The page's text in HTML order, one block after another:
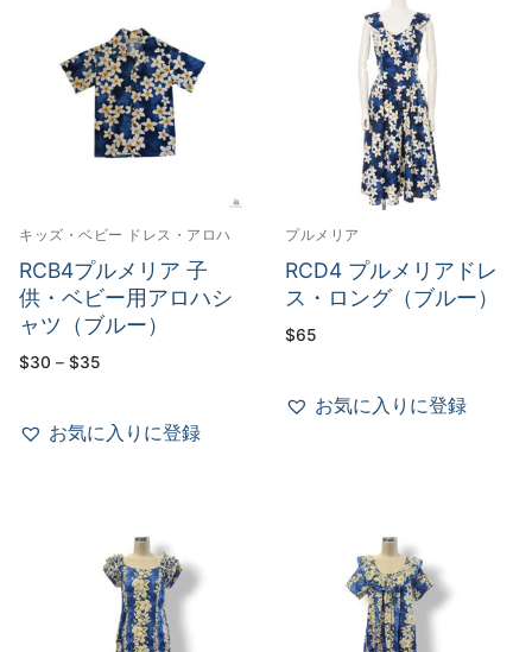
キッズ・ベビー ドレス・アロハ
RCB4プルメリア 子
供・ベビー用アロハシ
ャツ（ブルー）
$30 – $35
–
$35
お気に入りに登録
プルメリア
RCD4 プルメリアドレ
ス・ロング（ブルー）
$65
お気に入りに登録